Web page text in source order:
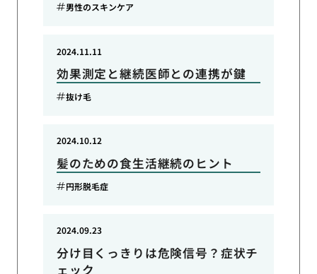
男性のスキンケア
効果測定と継続医師との連携が鍵
2024.11.11
抜け毛
髪のための食生活継続のヒント
2024.10.12
円形脱毛症
分け目くっきりは危険信号？症状チ
ェック
2024.09.23